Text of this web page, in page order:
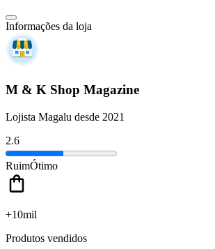
Informações da loja
M & K Shop Magazine
Lojista Magalu desde 2021
2.6
RuimÓtimo
+10mil
Produtos vendidos